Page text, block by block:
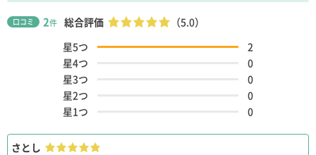
口コミ 2件 総合評価
（5.0）
星5つ
2
星4つ
0
星3つ
0
星2つ
0
星1つ
0
さとし